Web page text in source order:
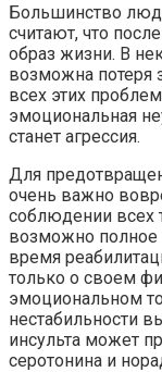
Большинство
считают, что
образ жизни. В
возможна потеря
всех этих
эмоциональная
станет агрессия.
Для
очень важно
соблюдении всех
возможно полное
время
только о своем
эмоциональном
нестабильности
инсульта может
серотонина и